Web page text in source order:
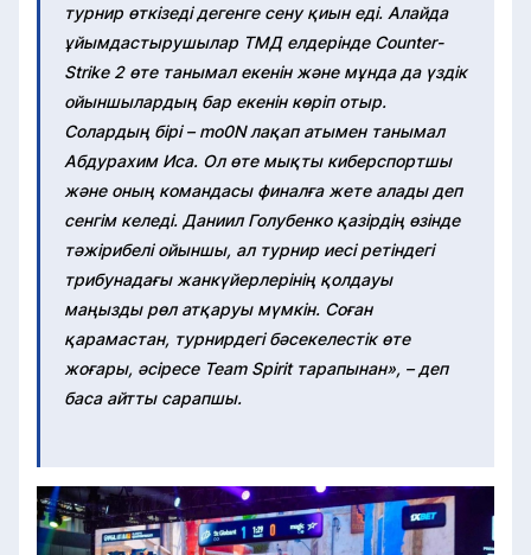
турнир өткізеді дегенге сену қиын еді. Алайда
ұйымдастырушылар ТМД елдерінде Counter-
Strike 2 өте танымал екенін және мұнда да үздік
ойыншылардың бар екенін көріп отыр.
Солардың бірі – mo0N лақап атымен танымал
Абдурахим Иса. Ол өте мықты киберспортшы
және оның командасы финалға жете алады деп
сенгім келеді. Даниил Голубенко қазірдің өзінде
тәжірибелі ойыншы, ал турнир иесі ретіндегі
трибунадағы жанкүйерлерінің қолдауы
маңызды рөл атқаруы мүмкін. Соған
қарамастан, турнирдегі бәсекелестік өте
жоғары, әсіресе Team Spirit тарапынан», – деп
баса айтты сарапшы.